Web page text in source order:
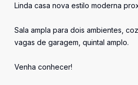
Linda casa nova estilo moderna
Sala ampla para dois ambientes,
vagas de garagem, quintal amplo.
Venha conhecer!